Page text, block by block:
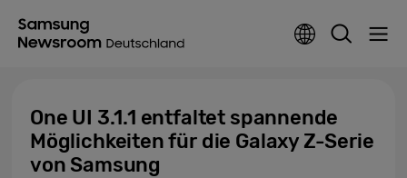
One UI 3.1.1 entfaltet spannende
Möglichkeiten für die Galaxy Z-Serie
von Samsung